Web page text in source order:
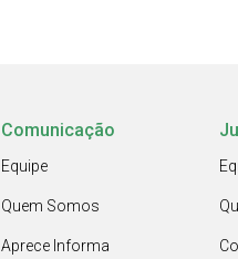
Comunicação
Equipe
Quem Somos
Aprece Informa